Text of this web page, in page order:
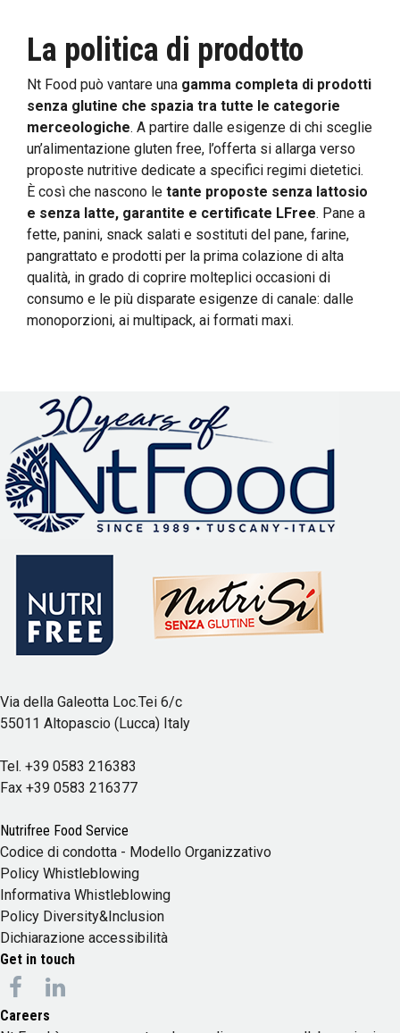
La politica di prodotto
Nt Food può vantare una gamma completa di prodotti
senza glutine che spazia tra tutte le categorie
merceologiche. A partire dalle esigenze di chi sceglie
un’alimentazione gluten free, l’offerta si allarga verso
proposte nutritive dedicate a specifici regimi dietetici.
È così che nascono le tante proposte senza lattosio
e senza latte, garantite e certificate LFree. Pane a
fette, panini, snack salati e sostituti del pane, farine,
pangrattato e prodotti per la prima colazione di alta
qualità, in grado di coprire molteplici occasioni di
consumo e le più disparate esigenze di canale: dalle
monoporzioni, ai multipack, ai formati maxi.
Via della Galeotta Loc.Tei 6/c
55011 Altopascio (Lucca) Italy
Tel. +39 0583 216383
Fax +39 0583 216377
Nutrifree Food Service
Codice di condotta - Modello Organizzativo
Policy Whistleblowing
Informativa Whistleblowing
Policy Diversity&Inclusion
Dichiarazione accessibilità
Get in touch
Careers